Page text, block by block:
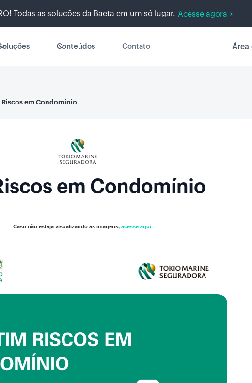
Todas as soluções da Baeta em um só lugar. Acesse agora >
Conteúdos Contato Área
Riscos em Condomínio
em Condomínio
Caso não esteja visualizando as imagens, acesse aqui